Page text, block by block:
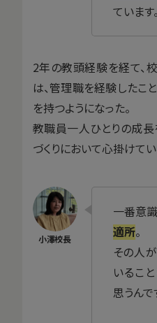
ています。
2年の教頭経験を経て、
は、管理職を経験したこ
を持つようになった。
教職員一人ひとりの成長
づくりにおいて心掛けて
一番意
適所。
その人
いるこ
思うんで